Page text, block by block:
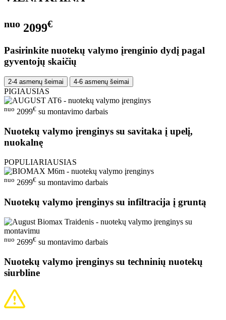
nuo 2099€
Pasirinkite nuotekų valymo įrenginio dydį pagal
gyventojų skaičių
2-4 asmenų šeimai 4-6 asmenų šeimai
PIGIAUSIAS
nuo 2099€ su montavimo darbais
Nuotekų valymo įrenginys su savitaka į upelį,
nuokalnę
POPULIARIAUSIAS
nuo 2699€ su montavimo darbais
Nuotekų valymo įrenginys su infiltracija į gruntą
nuo 2699€ su montavimo darbais
Nuotekų valymo įrenginys su techninių nuotekų
siurbline